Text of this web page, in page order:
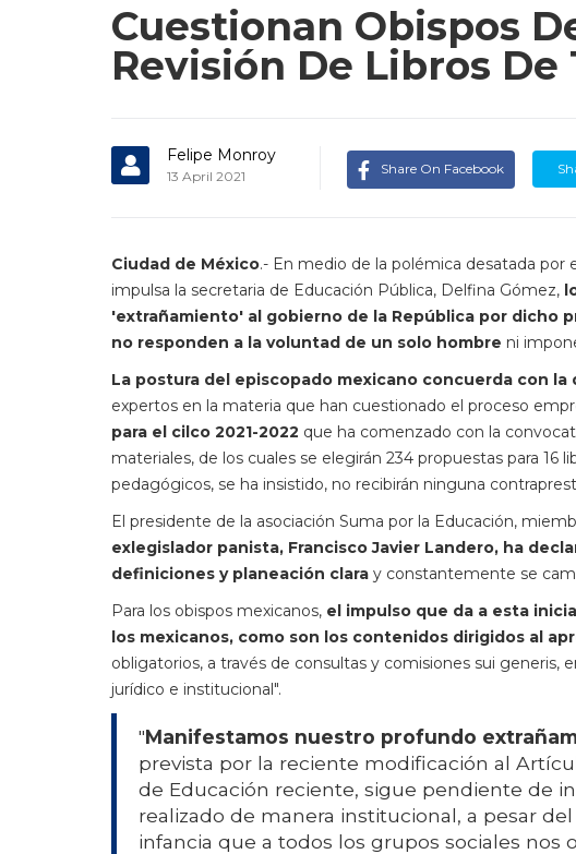
Cuestionan Obispos
Revisión De Libros
Felipe Monroy
13 April 2021 Share On Facebook
Ciudad de México.- En medio de la polémica desatada
impulsa la secretaria de Educación Pública, Delfina Gómez,
'extrañamiento' al gobierno de la República por dicho
no responden a la voluntad de un solo hombre ni
La postura del episcopado mexicano concuerda con
expertos en la materia que han cuestionado el proceso
para el cilco 2021-2022 que ha comenzado con la
materiales, de los cuales se elegirán 234 propuestas para 16
pedagógicos, se ha insistido, no recibirán ninguna
El presidente de la asociación Suma por la Educación,
exlegislador panista, Francisco Javier Landero, ha
definiciones y planeación clara y constantemente se
Para los obispos mexicanos, el impulso que da a esta
los mexicanos, como son los contenidos dirigidos al
obligatorios, a través de consultas y comisiones sui
jurídico e institucional".
"Manifestamos nuestro profundo
prevista por la reciente modificación al
de Educación reciente, sigue pendiente de
realizado de manera institucional, a pesar
infancia que a todos los grupos sociales nos